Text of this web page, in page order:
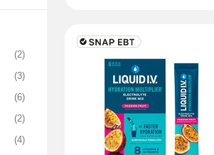
(2)
(3)
(6)
(2)
(4)